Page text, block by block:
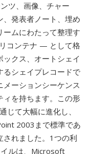
ツ、画像、チャー
、発表者ノート、埋め
ムにわたって整理す
コンテナ — として格
クス、オートシェイ
るシェイプレコードで
ーションシーケンス
ィを持ちます。この形
て大幅に進化し、
2003まで標準であ
されました。1つの利
ルは、Microsoft